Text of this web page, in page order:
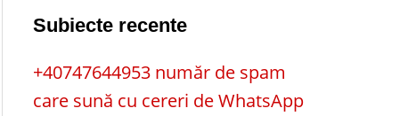
Subiecte recente
+40747644953 număr de spam
care sună cu cereri de WhatsApp